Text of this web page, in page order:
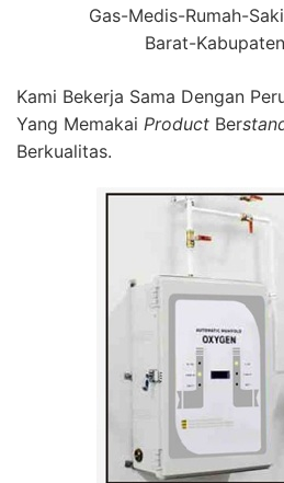
Gas-Medis-Rumah-
Barat-
Kami Bekerja Sama Dengan
Yang Memakai Product Ber
Berkualitas.